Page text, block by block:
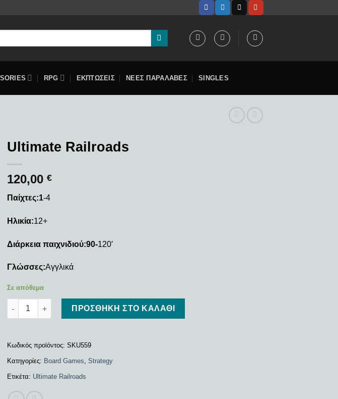
RPG ΕΚΠΤΩΣΕΙΣ ΝΕΕΣ ΠΑΡΑΛΑΒΕΣ SINGLES
Ultimate Railroads
120,00 €
Παίχτες:1-4
Ηλικία:12+
Διάρκεια παιχνιδιού:90-120′
Γλώσσες:Αγγλικά
Σε απόθεμα
Ultimate Railroads ποσότητα
ΠΡΟΣΘΉΚΗ ΣΤΟ ΚΑΛΆΘΙ
Κωδικός προϊόντος: SKU559
Κατηγορίες: Board Games Strategy
Ετικέτα: Ultimate Railroads